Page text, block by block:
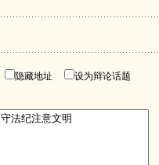
隐藏地址 设为辩论话题